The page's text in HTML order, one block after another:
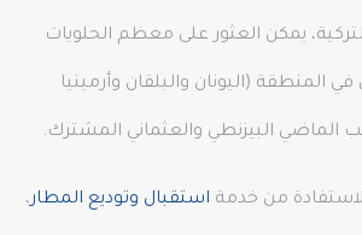
يمكن العثور على معظم الحلويات
المنطقة (اليونان والبلقان وأرمينيا
الماضي البيزنطي والعثماني المشترك.
من خدمة استقبال وتوديع المطار،